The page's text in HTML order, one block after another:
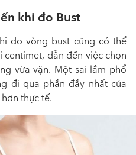
khi đo Bust
đo vòng bust cũng có thể
centimet, dẫn đến việc chọn
vừa vặn. Một sai lầm phổ
đi qua phần đầy nhất của
thực tế.